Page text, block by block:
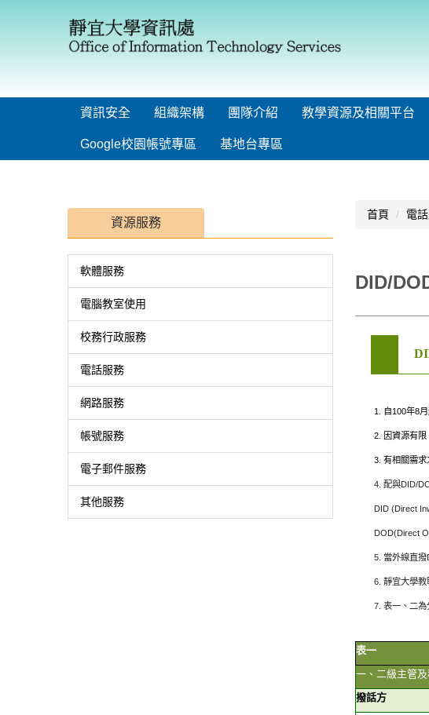
資訊安全 組織架構 團隊介紹 教學資源及相關平台
Google校園帳號專區 基地台專區
資源服務
軟體服務
電腦教室使用
校務行政服務
電話服務
網路服務
帳號服務
電子郵件服務
其他服務
首頁 電
DID/
1. 自100年8
2. 因資源有限
3. 有相關需
4. 配與DID/
DID (Direct
DOD(Direct
5. 當外線直撥
6. 靜宜大學教
7. 表一、 二為
表一
一、二級主管
撥話方